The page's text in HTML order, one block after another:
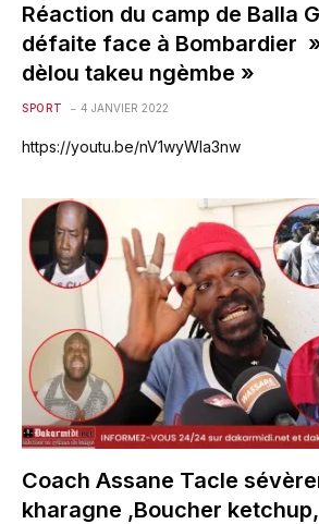
Réaction du camp de Balla
défaite face à Bombardier
dèlou takeu ngèmbe »
SPORT 4 JANVIER 2022
https://youtu.be/nV1wyWla3nw
Coach Assane Tacle
kharagne ,Boucher